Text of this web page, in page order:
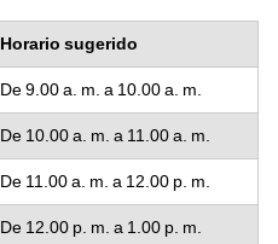
Horario sugerido
De 9.00 a. m. a 10.00 a. m.
De 10.00 a. m. a 11.00 a. m.
De 11.00 a. m. a 12.00 p. m.
De 12.00 p. m. a 1.00 p. m.